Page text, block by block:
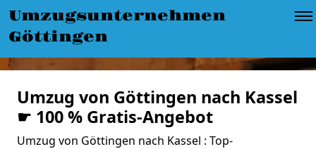
Umzugsunternehmen
Göttingen
Umzug von Göttingen nach Kassel
☛ 100 % Gratis-Angebot
Umzug von Göttingen nach Kassel : Top-